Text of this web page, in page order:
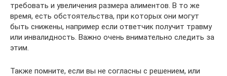
требовать и увеличения размера алиментов. В то же
время, есть обстоятельства, при которых они могут
быть снижены, например если ответчик получит травму
или инвалидность. Важно очень внимательно следить за
этим.
Также помните, если вы не согласны с решением, или